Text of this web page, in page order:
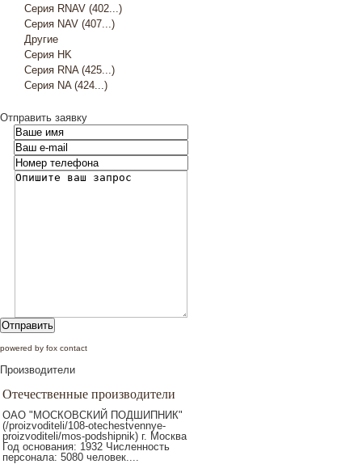
Серия RNAV (402...)
Серия NAV (407...)
Другие
Серия HK
Серия RNA (425...)
Серия NA (424...)
Отправить заявку
Отправить
powered by fox contact
Производители
Отечественные производители
ОАО "МОСКОВСКИЙ ПОДШИПНИК"
(/proizvoditeli/108-otechestvennye-
proizvoditeli/mos-podshipnik) г. Москва
Год основания: 1932 Численность
персонала: 5080 человек....